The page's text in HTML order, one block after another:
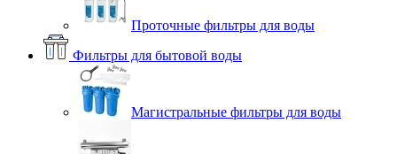
Проточные фильтры для воды
Фильтры для бытовой воды
Магистральные фильтры для воды